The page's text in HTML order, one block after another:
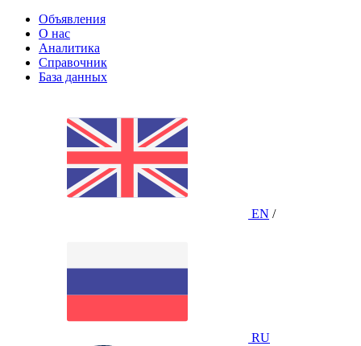
Объявления
О нас
Аналитика
Справочник
База данных
EN /
RU